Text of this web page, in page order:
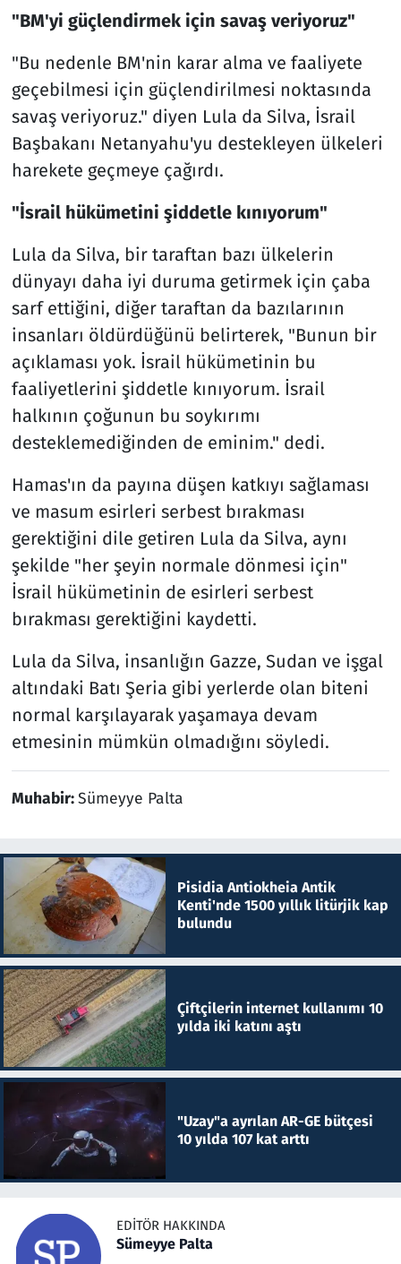
"BM'yi güçlendirmek için savaş veriyoruz"
"Bu nedenle BM'nin karar alma ve faaliyete
geçebilmesi için güçlendirilmesi noktasında
savaş veriyoruz." diyen Lula da Silva, İsrail
Başbakanı Netanyahu'yu destekleyen ülkeleri
harekete geçmeye çağırdı.
"İsrail hükümetini şiddetle kınıyorum"
Lula da Silva, bir taraftan bazı ülkelerin
dünyayı daha iyi duruma getirmek için çaba
sarf ettiğini, diğer taraftan da bazılarının
insanları öldürdüğünü belirterek, "Bunun bir
açıklaması yok. İsrail hükümetinin bu
faaliyetlerini şiddetle kınıyorum. İsrail
halkının çoğunun bu soykırımı
desteklemediğinden de eminim." dedi.
Hamas'ın da payına düşen katkıyı sağlaması
ve masum esirleri serbest bırakması
gerektiğini dile getiren Lula da Silva, aynı
şekilde "her şeyin normale dönmesi için"
İsrail hükümetinin de esirleri serbest
bırakması gerektiğini kaydetti.
Lula da Silva, insanlığın Gazze, Sudan ve işgal
altındaki Batı Şeria gibi yerlerde olan biteni
normal karşılayarak yaşamaya devam
etmesinin mümkün olmadığını söyledi.
Muhabir:Sümeyye Palta
Pisidia Antiokheia Antik
Kenti'nde 1500 yıllık litürjik kap
bulundu
Çiftçilerin internet kullanımı 10
yılda iki katını aştı
"Uzay"a ayrılan AR-GE bütçesi
10 yılda 107 kat arttı
EDITÖR HAKKINDA
Sümeyye Palta